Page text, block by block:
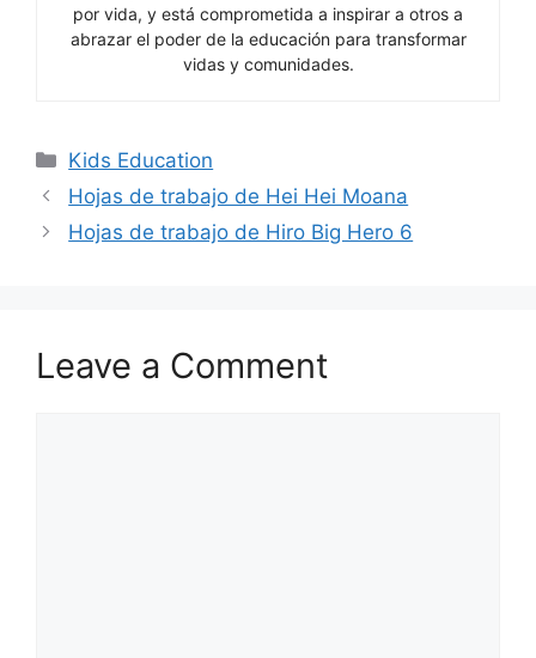
por vida, y está comprometida a inspirar a otros a
abrazar el poder de la educación para transformar
vidas y comunidades.
Categories
Kids Education
Hojas de trabajo de Hei Hei Moana
Hojas de trabajo de Hiro Big Hero 6
Leave a Comment